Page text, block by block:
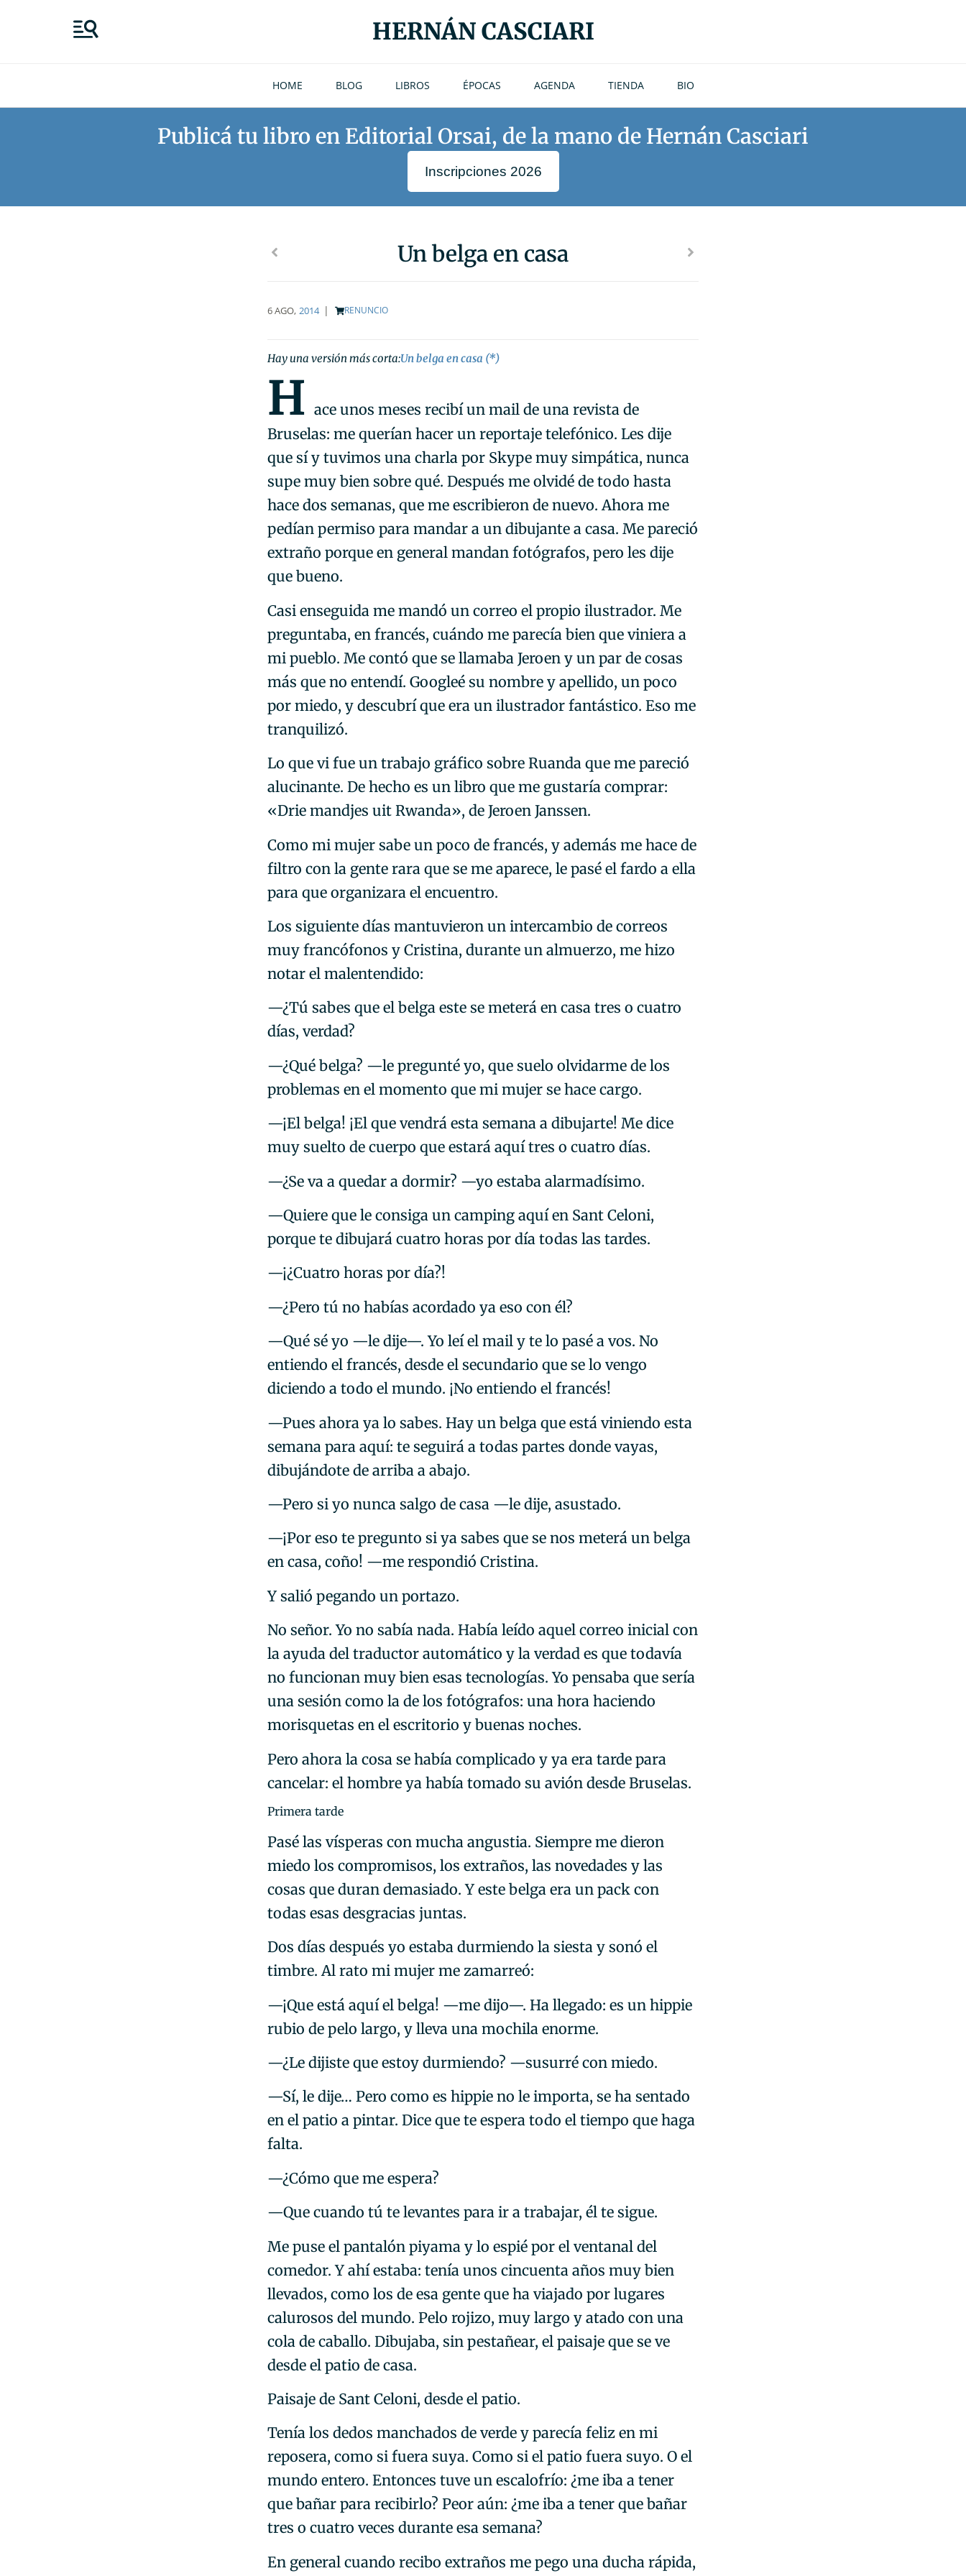
HERNÁN CASCIARI
HOME BLOG LIBROS ÉPOCAS AGENDA TIENDA BIO
Publicá tu libro en Editorial Orsai, de la mano de Hernán Casciari
Inscripciones 2026
Un belga en casa
6 AGO, 2014 | RENUNCIO
Hay una versión más corta:Un belga en casa (*)
H ace unos meses recibí un mail de una revista de
Bruselas: me querían hacer un reportaje telefónico. Les dije
que sí y tuvimos una charla por Skype muy simpática, nunca
supe muy bien sobre qué. Después me olvidé de todo hasta
hace dos semanas, que me escribieron de nuevo. Ahora me
pedían permiso para mandar a un dibujante a casa. Me pareció
extraño porque en general mandan fotógrafos, pero les dije
que bueno.
Casi enseguida me mandó un correo el propio ilustrador. Me
preguntaba, en francés, cuándo me parecía bien que viniera a
mi pueblo. Me contó que se llamaba Jeroen y un par de cosas
más que no entendí. Googleé su nombre y apellido, un poco
por miedo, y descubrí que era un ilustrador fantástico. Eso me
tranquilizó.
Lo que vi fue un trabajo gráfico sobre Ruanda que me pareció
alucinante. De hecho es un libro que me gustaría comprar:
«Drie mandjes uit Rwanda», de Jeroen Janssen.
Como mi mujer sabe un poco de francés, y además me hace de
filtro con la gente rara que se me aparece, le pasé el fardo a ella
para que organizara el encuentro.
Los siguiente días mantuvieron un intercambio de correos
muy francófonos y Cristina, durante un almuerzo, me hizo
notar el malentendido:
—¿Tú sabes que el belga este se meterá en casa tres o cuatro
días, verdad?
—¿Qué belga? —le pregunté yo, que suelo olvidarme de los
problemas en el momento que mi mujer se hace cargo.
—¡El belga! ¡El que vendrá esta semana a dibujarte! Me dice
muy suelto de cuerpo que estará aquí tres o cuatro días.
—¿Se va a quedar a dormir? —yo estaba alarmadísimo.
—Quiere que le consiga un camping aquí en Sant Celoni,
porque te dibujará cuatro horas por día todas las tardes.
—¡¿Cuatro horas por día?!
—¿Pero tú no habías acordado ya eso con él?
—Qué sé yo —le dije—. Yo leí el mail y te lo pasé a vos. No
entiendo el francés, desde el secundario que se lo vengo
diciendo a todo el mundo. ¡No entiendo el francés!
—Pues ahora ya lo sabes. Hay un belga que está viniendo esta
semana para aquí: te seguirá a todas partes donde vayas,
dibujándote de arriba a abajo.
—Pero si yo nunca salgo de casa —le dije, asustado.
—¡Por eso te pregunto si ya sabes que se nos meterá un belga
en casa, coño! —me respondió Cristina.
Y salió pegando un portazo.
No señor. Yo no sabía nada. Había leído aquel correo inicial con
la ayuda del traductor automático y la verdad es que todavía
no funcionan muy bien esas tecnologías. Yo pensaba que sería
una sesión como la de los fotógrafos: una hora haciendo
morisquetas en el escritorio y buenas noches.
Pero ahora la cosa se había complicado y ya era tarde para
cancelar: el hombre ya había tomado su avión desde Bruselas.
Primera tarde
Pasé las vísperas con mucha angustia. Siempre me dieron
miedo los compromisos, los extraños, las novedades y las
cosas que duran demasiado. Y este belga era un pack con
todas esas desgracias juntas.
Dos días después yo estaba durmiendo la siesta y sonó el
timbre. Al rato mi mujer me zamarreó:
—¡Que está aquí el belga! —me dijo—. Ha llegado: es un hippie
rubio de pelo largo, y lleva una mochila enorme.
—¿Le dijiste que estoy durmiendo? —susurré con miedo.
—Sí, le dije… Pero como es hippie no le importa, se ha sentado
en el patio a pintar. Dice que te espera todo el tiempo que haga
falta.
—¿Cómo que me espera?
—Que cuando tú te levantes para ir a trabajar, él te sigue.
Me puse el pantalón piyama y lo espié por el ventanal del
comedor. Y ahí estaba: tenía unos cincuenta años muy bien
llevados, como los de esa gente que ha viajado por lugares
calurosos del mundo. Pelo rojizo, muy largo y atado con una
cola de caballo. Dibujaba, sin pestañear, el paisaje que se ve
desde el patio de casa.
Paisaje de Sant Celoni, desde el patio.
Tenía los dedos manchados de verde y parecía feliz en mi
reposera, como si fuera suya. Como si el patio fuera suyo. O el
mundo entero. Entonces tuve un escalofrío: ¿me iba a tener
que bañar para recibirlo? Peor aún: ¿me iba a tener que bañar
tres o cuatro veces durante esa semana?
En general cuando recibo extraños me pego una ducha rápida,